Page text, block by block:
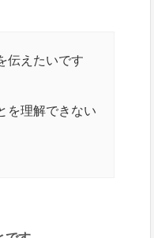
伝えたいです
を理解できない